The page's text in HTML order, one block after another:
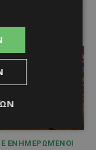
ΕΝΗΜΕΡΩΜΈΝΟΙ